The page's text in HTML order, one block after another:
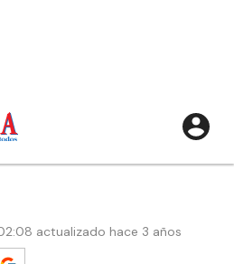
actualizado hace 3 años